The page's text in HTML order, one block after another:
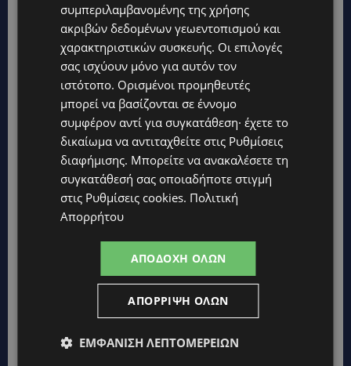
συμπεριλαμβανομένης της χρήσης
ακριβών δεδομένων γεωεντοπισμού και
χαρακτηριστικών συσκευής. Οι επιλογές
σας ισχύουν μόνο για αυτόν τον
ιστότοπο. Ορισμένοι προμηθευτές
μπορεί να βασίζονται σε έννομο
συμφέρον αντί για συγκατάθεση· έχετε το
δικαίωμα να αντιταχθείτε στις Ρυθμίσεις
διαφήμισης. Μπορείτε να ανακαλέσετε τη
συγκατάθεσή σας οποιαδήποτε στιγμή
στις Ρυθμίσεις cookies. Πολιτική
Απορρήτου
ΑΠΟΔΟΧΉ ΌΛΩΝ
ΑΠΌΡΡΙΨΗ ΌΛΩΝ
ΕΜΦΆΝΙΣΗ ΛΕΠΤΟΜΕΡΕΙΏΝ